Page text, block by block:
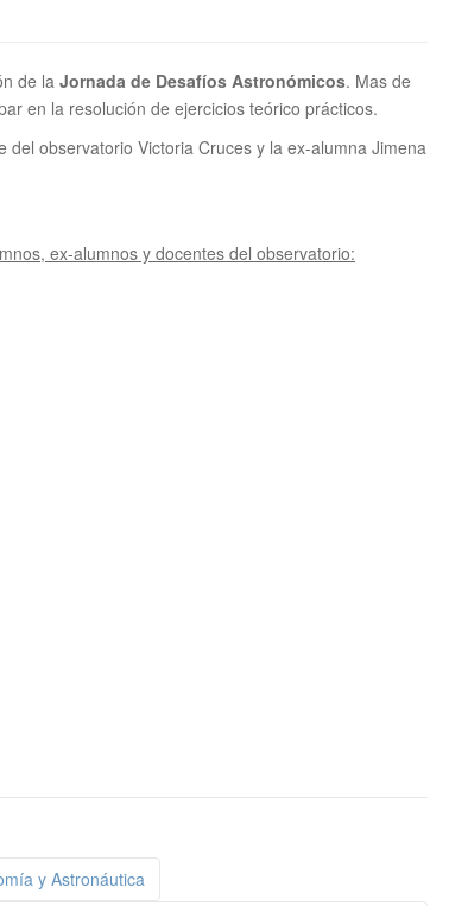
de la Jornada de Desafíos Astronómicos. Mas de
en la resolución de ejercicios teórico prácticos.
observatorio Victoria Cruces y la ex-alumna Jimena
ex-alumnos y docentes del observatorio:
y Astronáutica